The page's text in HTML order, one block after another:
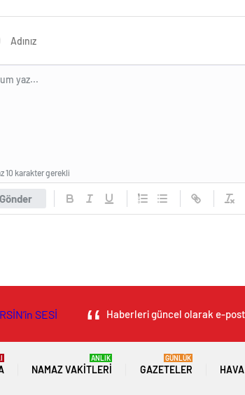
Gönder
10 karakter gerekli
Haberleri güncel olarak e-
NAMAZ VAKITLERI
ANLIK
GAZETELER
GÜNLÜK